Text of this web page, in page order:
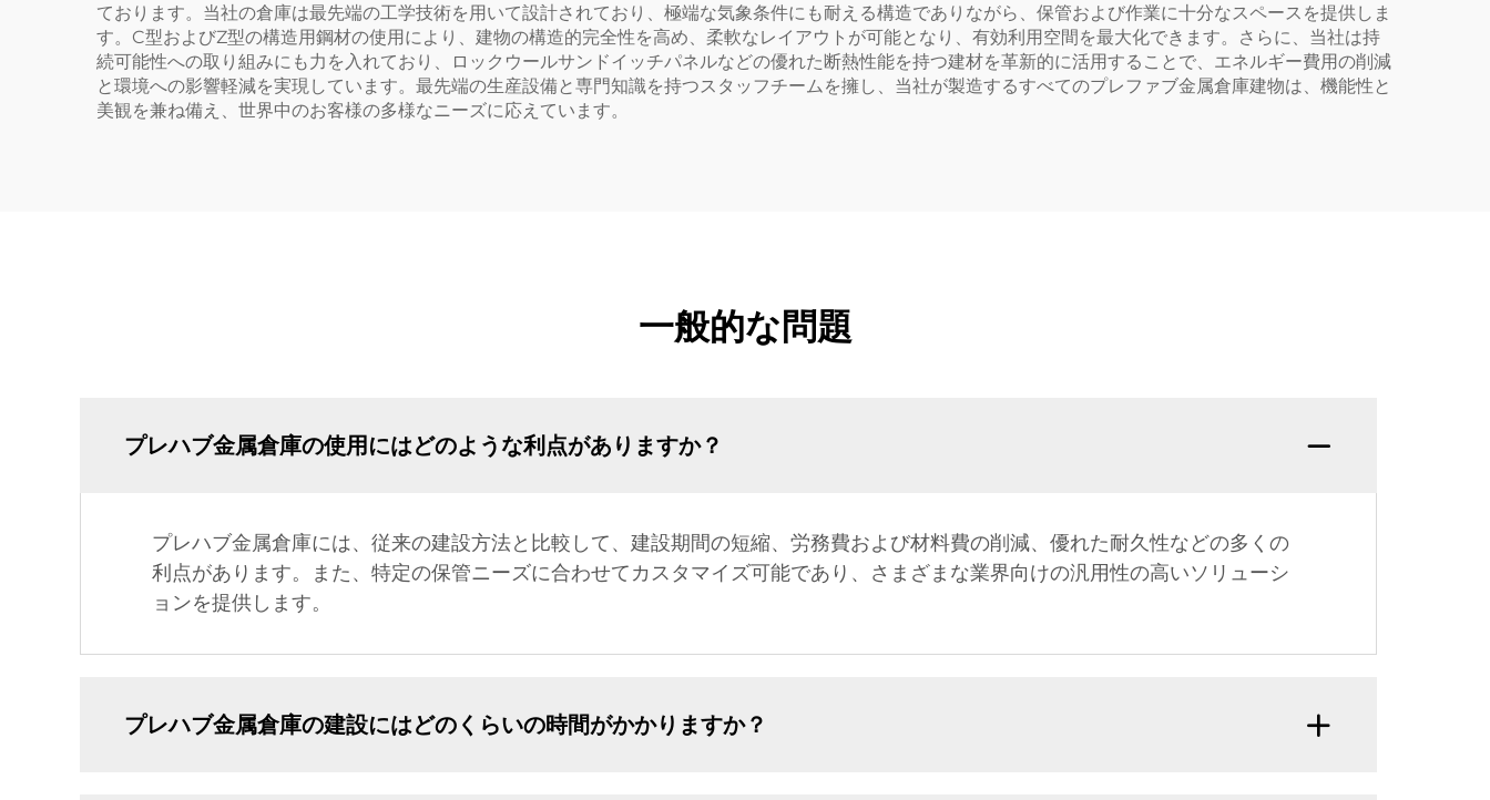
ております。当社の倉庫は最先端の工学技術を用いて設計されており、極端な気象条件にも耐える構造でありながら、保管および作業に十分なスペースを提供しま
す。C型およびZ型の構造用鋼材の使用により、建物の構造的完全性を高め、柔軟なレイアウトが可能となり、有効利用空間を最大化できます。さらに、当社は持
続可能性への取り組みにも力を入れており、ロックウールサンドイッチパネルなどの優れた断熱性能を持つ建材を革新的に活用することで、エネルギー費用の削減
と環境への影響軽減を実現しています。最先端の生産設備と専門知識を持つスタッフチームを擁し、当社が製造するすべてのプレファブ金属倉庫建物は、機能性と
美観を兼ね備え、世界中のお客様の多様なニーズに応えています。
一般的な問題
プレハブ金属倉庫の使用にはどのような利点がありますか？
プレハブ金属倉庫には、従来の建設方法と比較して、建設期間の短縮、労務費および材料費の削減、優れた耐久性などの多くの
利点があります。また、特定の保管ニーズに合わせてカスタマイズ可能であり、さまざまな業界向けの汎用性の高いソリューシ
ョンを提供します。
プレハブ金属倉庫の建設にはどのくらいの時間がかかりますか？